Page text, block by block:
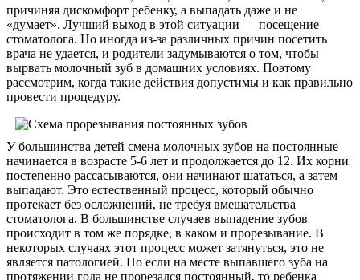
причиняя дискомфорт ребенку, а выпадать даже и не
«думает». Лучший выход в этой ситуации — посещение
стоматолога. Но иногда из-за различных причин посетить
врача не удается, и родители задумываются о том, чтобы
вырвать молочный зуб в домашних условиях. Поэтому
рассмотрим, когда такие действия допустимы и как правильно
провести процедуру.
У большинства детей смена молочных зубов на постоянные
начинается в возрасте 5-6 лет и продолжается до 12. Их корни
постепенно рассасываются, они начинают шататься, а затем
выпадают. Это естественный процесс, который обычно
протекает без осложнений, не требуя вмешательства
стоматолога. В большинстве случаев выпадение зубов
происходит в том же порядке, в каком и прорезывание. В
некоторых случаях этот процесс может затянуться, это не
является патологией. Но если на месте выпавшего зуба на
протяжении года не прорезался постоянный, то ребенка